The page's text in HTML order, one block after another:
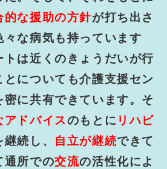
的な援助の方針が打ち出さ
な病気も持っています
トは近くのきょうだいが行
とについても介護支援セン
密に共有できています。そ
アドバイスのもとに リハビ
続し、 自立が継続できて
通所での交流の活性化によ